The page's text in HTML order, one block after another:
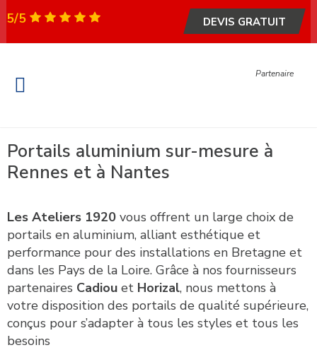
5/5 DEVIS GRATUIT
Partenaire
Portails aluminium sur-mesure à
Rennes et à Nantes
Les Ateliers 1920 vous offrent un large choix de
portails en aluminium, alliant esthétique et
performance pour des installations en Bretagne et
dans les Pays de la Loire. Grâce à nos fournisseurs
partenaires Cadiou et Horizal, nous mettons à
votre disposition des portails de qualité supérieure,
conçus pour s’adapter à tous les styles et tous les
besoins